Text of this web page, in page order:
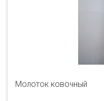
Молоток ковочный